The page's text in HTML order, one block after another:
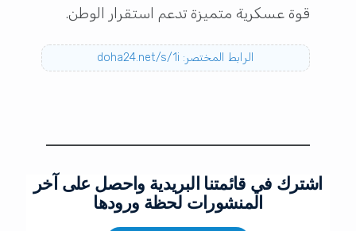
قوة عسكرية متميزة تدعم استقرار الوطن.
الرابط المختصر: doha24.net/s/1i
اشترك في قائمتنا البريدية واحصل على آخر
المنشورات لحظة ورودها